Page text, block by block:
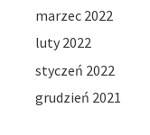
marzec 2022
luty 2022
styczeń 2022
grudzień 2021